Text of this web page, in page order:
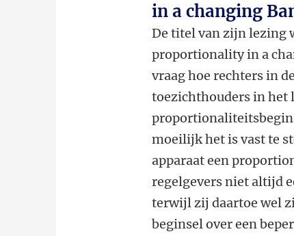
in a changing
De titel van zijn lezing
proportionality in a
vraag hoe rechters in
toezichthouders in het
moeilijk het is vast te
apparaat een
regelgevers niet altijd
terwijl zij daartoe wel
beginsel over een